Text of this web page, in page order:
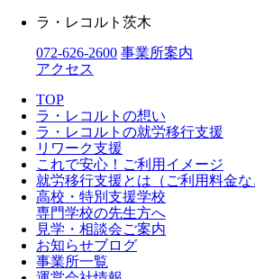
ラ・レコルト茨木
072-626-2600 事業所案内
アクセス
TOP
ラ・レコルトの想い
ラ・レコルトの就労移行支援
リワーク支援
これで安心！ご利用イメージ
就労移行支援とは（ご利用料金な
高校・特別支援学校
専門学校の先生方へ
見学・相談会ご案内
お知らせブログ
事業所一覧